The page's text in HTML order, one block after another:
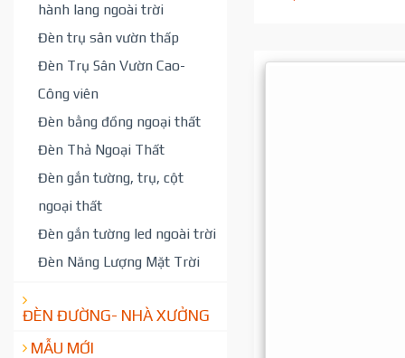
hành lang ngoài trời
Đèn trụ sân vườn thấp
Đèn Trụ Sân Vườn Cao-
Công viên
Đèn bằng đồng ngoại thất
Đèn Thả Ngoại Thất
Đèn gắn tường, trụ, cột
ngoại thất
Đèn gắn tường led ngoài trời
Đèn Năng Lượng Mặt Trời
ĐÈN ĐƯỜNG- NHÀ XƯỞNG
MẪU MỚI